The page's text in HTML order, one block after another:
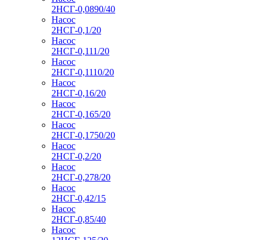
2НСГ-0,0890/40
Насос
2НСГ-0,1/20
Насос
2НСГ-0,111/20
Насос
2НСГ-0,1110/20
Насос
2НСГ-0,16/20
Насос
2НСГ-0,165/20
Насос
2НСГ-0,1750/20
Насос
2НСГ-0,2/20
Насос
2НСГ-0,278/20
Насос
2НСГ-0,42/15
Насос
2НСГ-0,85/40
Насос